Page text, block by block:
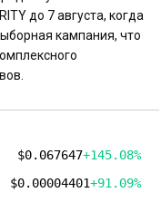
до 7 августа, когда
кампания, что
$0.067647+145.08%
$0.00004401+91.09%